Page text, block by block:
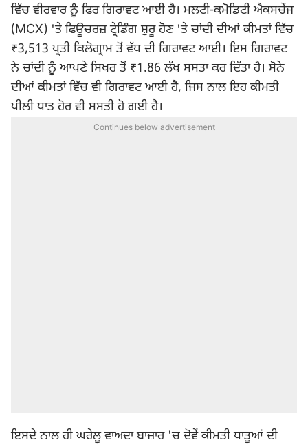
ਵਿੱਚ ਵੀਰਵਾਰ ਨੂੰ ਫਿਰ ਗਿਰਾਵਟ ਆਈ ਹੈ। ਮਲਟੀ-ਕਮੋਡਿਟੀ ਐਕਸਚੇਂਜ
(MCX) 'ਤੇ ਫਿਊਚਰਜ਼ ਟ੍ਰੇਡਿੰਗ ਸ਼ੁਰੂ ਹੋਣ 'ਤੇ ਚਾਂਦੀ ਦੀਆਂ ਕੀਮਤਾਂ ਵਿੱਚ
₹3,513 ਪ੍ਰਤੀ ਕਿਲੋਗ੍ਰਾਮ ਤੋਂ ਵੱਧ ਦੀ ਗਿਰਾਵਟ ਆਈ। ਇਸ ਗਿਰਾਵਟ
ਨੇ ਚਾਂਦੀ ਨੂੰ ਆਪਣੇ ਸਿਖਰ ਤੋਂ ₹1.86 ਲੱਖ ਸਸਤਾ ਕਰ ਦਿੱਤਾ ਹੈ। ਸੋਨੇ
ਦੀਆਂ ਕੀਮਤਾਂ ਵਿੱਚ ਵੀ ਗਿਰਾਵਟ ਆਈ ਹੈ, ਜਿਸ ਨਾਲ ਇਹ ਕੀਮਤੀ
ਪੀਲੀ ਧਾਤ ਹੋਰ ਵੀ ਸਸਤੀ ਹੋ ਗਈ ਹੈ।
Continues below advertisement
ਇਸਦੇ ਨਾਲ ਹੀ ਘਰੇਲੂ ਵਾਅਦਾ ਬਾਜ਼ਾਰ 'ਚ ਦੋਵੇਂ ਕੀਮਤੀ ਧਾਤੂਆਂ ਦੀ